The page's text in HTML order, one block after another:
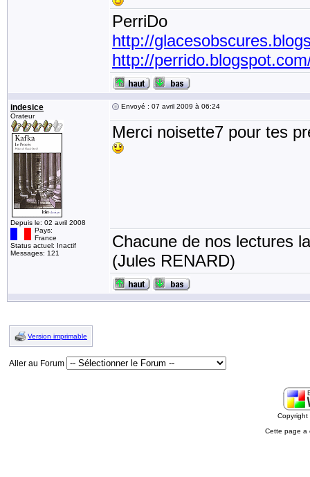
PerriDo
http://
http://
indesice
Orateur
Depuis le: 02 avril 2008
Pays:
France
Status actuel: Inactif
Messages: 121
Envoyé : 07 avril 2009 à 06:24
Merci noisette7 pour tes
Chacune de nos lectures
(Jules RENARD)
Version imprimable
Aller au Forum
Cette page a